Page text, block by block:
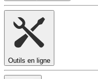
Outils en ligne